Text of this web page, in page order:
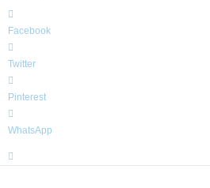
Facebook
Twitter
Pinterest
WhatsApp